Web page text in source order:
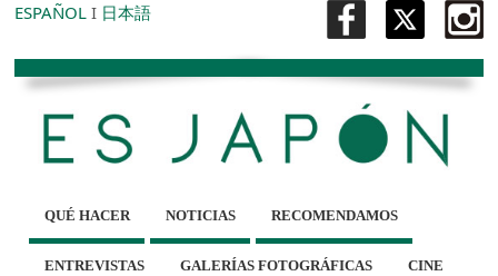
ESPAÑOL I 日本語
QUÉ HACER NOTICIAS RECOMENDAMOS
ENTREVISTAS GALERÍAS FOTOGRÁFICAS CINE